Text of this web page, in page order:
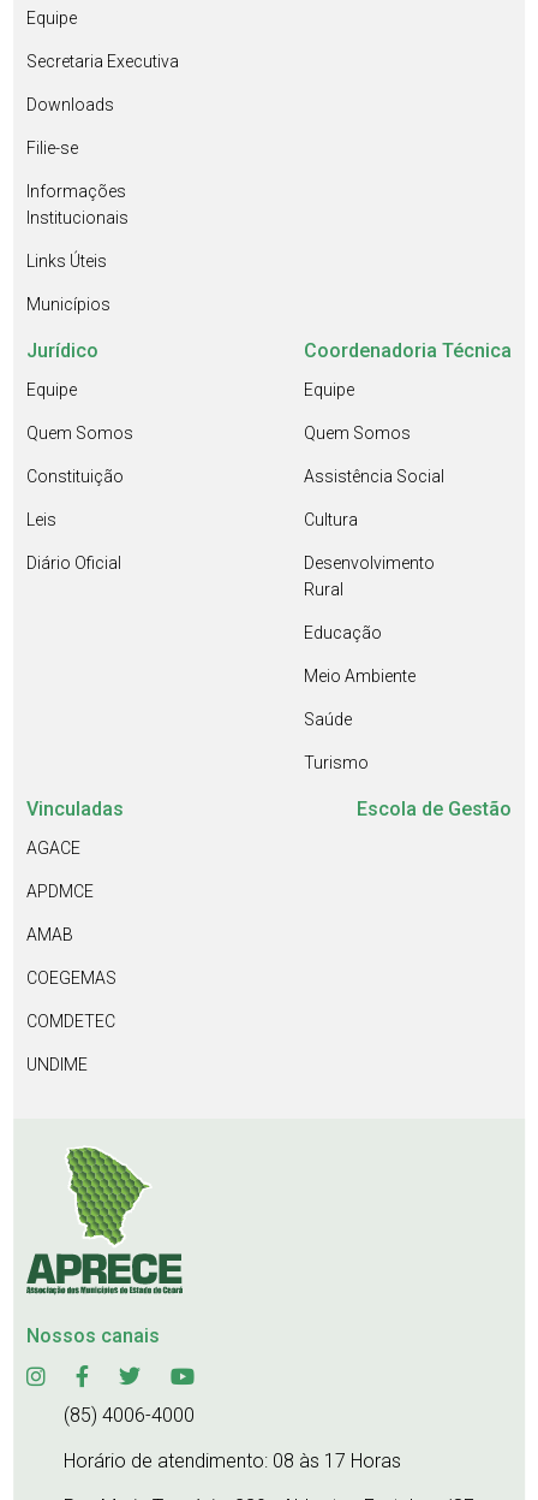
Equipe
Secretaria Executiva
Downloads
Filie-se
Informações
Institucionais
Links Úteis
Municípios
Jurídico
Equipe
Quem Somos
Constituição
Leis
Diário Oficial
Coordenadoria Técnica
Equipe
Quem Somos
Assistência Social
Cultura
Desenvolvimento
Rural
Educação
Meio Ambiente
Saúde
Turismo
Vinculadas
AGACE
APDMCE
AMAB
COEGEMAS
COMDETEC
UNDIME
Escola de Gestão
Nossos canais
(85) 4006-4000
Horário de atendimento: 08 às 17 Horas